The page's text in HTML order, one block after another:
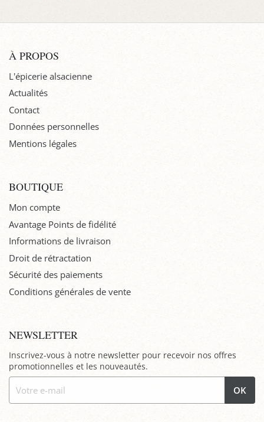
À PROPOS
L'épicerie alsacienne
Actualités
Contact
Données personnelles
Mentions légales
BOUTIQUE
Mon compte
Avantage Points de fidélité
Informations de livraison
Droit de rétractation
Sécurité des paiements
Conditions générales de vente
NEWSLETTER
Inscrivez-vous à notre newsletter pour recevoir nos offres
promotionnelles et les nouveautés.
OK